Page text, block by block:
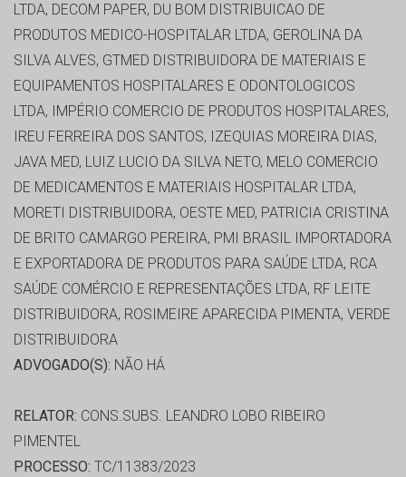
LTDA, DECOM PAPER, DU BOM DISTRIBUICAO DE
PRODUTOS MEDICO-HOSPITALAR LTDA, GEROLINA DA
SILVA ALVES, GTMED DISTRIBUIDORA DE MATERIAIS E
EQUIPAMENTOS HOSPITALARES E ODONTOLOGICOS
LTDA, IMPÉRIO COMERCIO DE PRODUTOS HOSPITALARES,
IREU FERREIRA DOS SANTOS, IZEQUIAS MOREIRA DIAS,
JAVA MED, LUIZ LUCIO DA SILVA NETO, MELO COMERCIO
DE MEDICAMENTOS E MATERIAIS HOSPITALAR LTDA,
MORETI DISTRIBUIDORA, OESTE MED, PATRICIA CRISTINA
DE BRITO CAMARGO PEREIRA, PMI BRASIL IMPORTADORA
E EXPORTADORA DE PRODUTOS PARA SAÚDE LTDA, RCA
SAÚDE COMÉRCIO E REPRESENTAÇÕES LTDA, RF LEITE
DISTRIBUIDORA, ROSIMEIRE APARECIDA PIMENTA, VERDE
DISTRIBUIDORA
ADVOGADO(S): NÃO HÁ
RELATOR: CONS.SUBS. LEANDRO LOBO RIBEIRO
PIMENTEL
PROCESSO: TC/11383/2023